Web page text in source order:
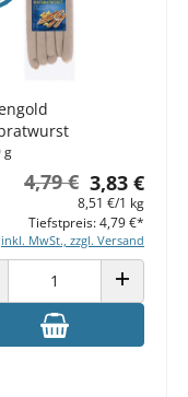
g
3,83 €
4,79 €
8,51 €/1 kg
inkl. MwSt., zzgl. Versand
Tiefstpreis: 4,79 €*
VERRINGERN ANZAHL